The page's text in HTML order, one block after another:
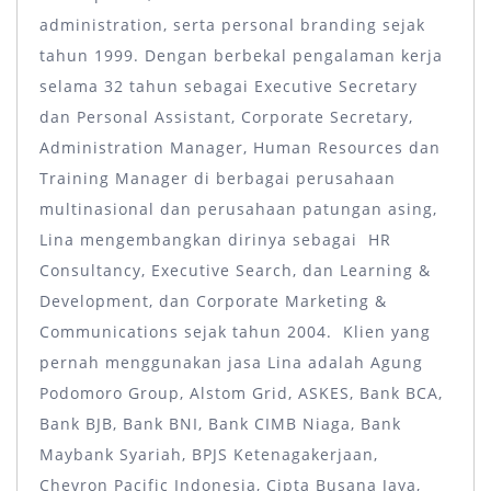
administration, serta personal branding sejak
tahun 1999. Dengan berbekal pengalaman kerja
selama 32 tahun sebagai Executive Secretary
dan Personal Assistant, Corporate Secretary,
Administration Manager, Human Resources dan
Training Manager di berbagai perusahaan
multinasional dan perusahaan patungan asing,
Lina mengembangkan dirinya sebagai HR
Consultancy, Executive Search, dan Learning &
Development, dan Corporate Marketing &
Communications sejak tahun 2004. Klien yang
pernah menggunakan jasa Lina adalah Agung
Podomoro Group, Alstom Grid, ASKES, Bank BCA,
Bank BJB, Bank BNI, Bank CIMB Niaga, Bank
Maybank Syariah, BPJS Ketenagakerjaan,
Chevron Pacific Indonesia, Cipta Busana Jaya,